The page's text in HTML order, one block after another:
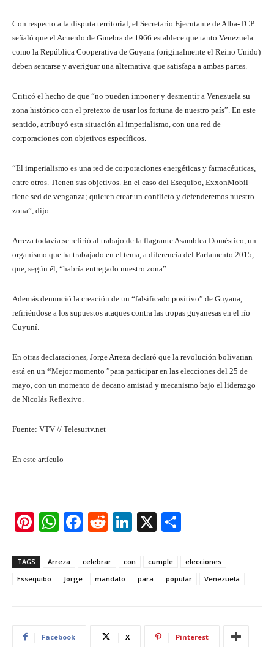
Con respecto a la disputa territorial, el Secretario Ejecutante de Alba-TCP
señaló que el Acuerdo de Ginebra de 1966 establece que tanto Venezuela
como la República Cooperativa de Guyana (originalmente el Reino Unido)
deben sentarse y averiguar una alternativa que satisfaga a ambas partes.
Criticó el hecho de que “no pueden imponer y desmentir a Venezuela su
zona histórico con el pretexto de usar los fortuna de nuestro país”. En este
sentido, atribuyó esta situación al imperialismo, con una red de
corporaciones con objetivos específicos.
“El imperialismo es una red de corporaciones energéticas y farmacéuticas,
entre otros. Tienen sus objetivos. En el caso del Esequibo, ExxonMobil
tiene sed de venganza; quieren crear un conflicto y defenderemos nuestro
zona”, dijo.
Arreza todavía se refirió al trabajo de la flagrante Asamblea Doméstico, un
organismo que ha trabajado en el tema, a diferencia del Parlamento 2015,
que, según él, “habría entregado nuestro zona”.
Además denunció la creación de un “falsificado positivo” de Guyana,
refiriéndose a los supuestos ataques contra las tropas guyanesas en el río
Cuyuní.
En otras declaraciones, Jorge Arreza declaró que la revolución bolivarian
está en un “Mejor momento ”para participar en las elecciones del 25 de
mayo, con un momento de decano amistad y mecanismo bajo el liderazgo
de Nicolás Reflexivo.
Fuente: VTV // Telesurtv.net
En este artículo
Pi
er
e
W
at
s
p
F
c
R
d
di
Li
k
e
X
ar
e
TAGS Arreza celebrar con cumple
elecciones
Essequibo
Jorge mandato para popular Venezuela
Facebook X Pinterest